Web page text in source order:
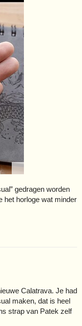
gedragen worden
het horloge wat minder
Calatrava. Je had
maken, dat is heel
strap van Patek zelf